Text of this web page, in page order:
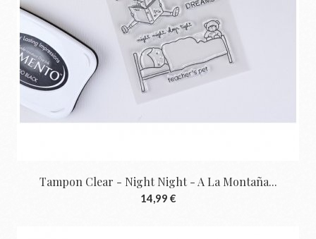
Tampon Clear - Night Night - A La Montaña...
14,99 €